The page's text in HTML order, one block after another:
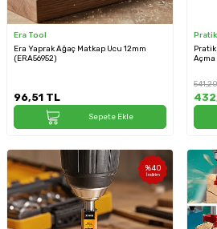
Era Tool
Era Yaprak Ağaç Matkap Ucu 12mm
(ERA56952)
96,51 TL
Sepete Ekle
Açma
541,20
%40
İndirim